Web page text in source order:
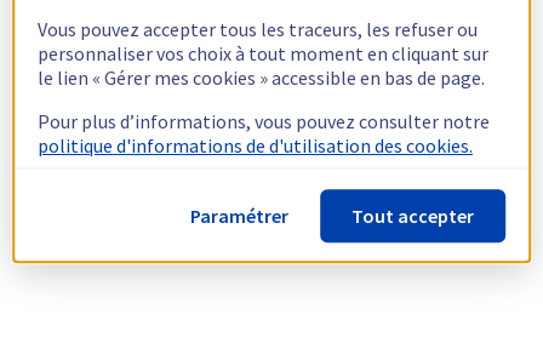
Vous pouvez accepter tous les traceurs, les refuser ou
personnaliser vos choix à tout moment en cliquant sur
le lien « Gérer mes cookies » accessible en bas de page.
Pour plus d’informations, vous pouvez consulter notre
politique d'informations de d'utilisation des cookies.
Paramétrer Tout accepter